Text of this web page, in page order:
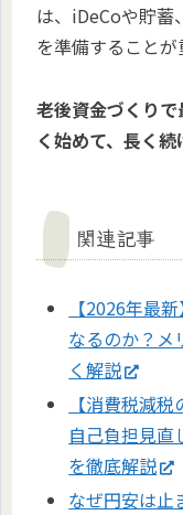
は、iDeCoや貯蓄
を準備することが
老後資金づくり
く始めて、長く続
関連記事
【2026年最
なるのか？メ
く解説
【消費税減
自己負担見直
を徹底解説
なぜ円安は止